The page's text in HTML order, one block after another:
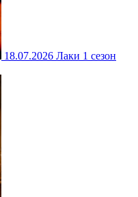
18.07.2026 Лаки 1 сезон